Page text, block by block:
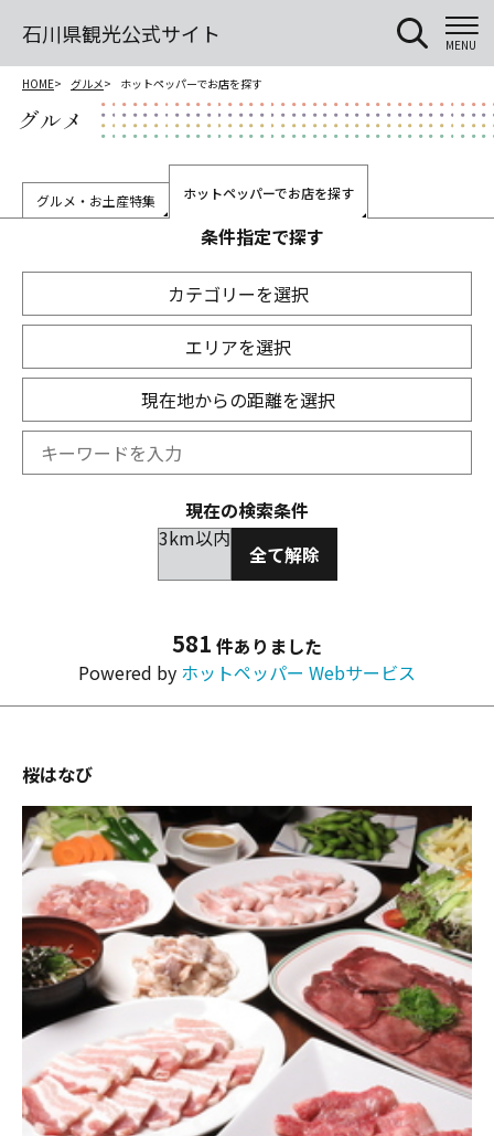
石川県観光公式サイト MENU
HOME グルメ ホットペッパーでお店を探す
グルメ
グルメ・お土産特集 ホットペッパーでお店を探す
条件指定で探す
カテゴリーを選択
エリアを選択
現在地からの距離を選択
現在の検索条件
3km以内
全て解除
581 件ありました
Powered by ホットペッパー Webサービス
桜はなび